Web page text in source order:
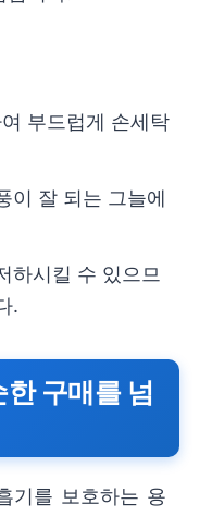
부드럽게 손세탁
이 잘 되는 그늘에
하시킬 수 있으므
.
구매를 넘
기를 보호하는 용